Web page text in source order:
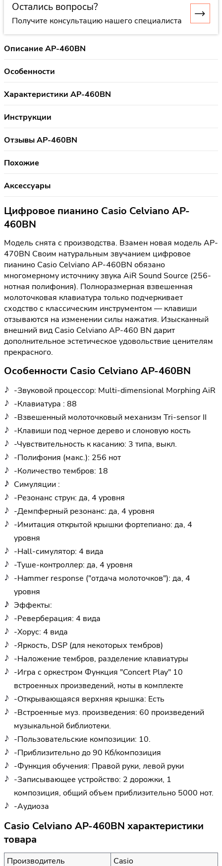
Остались вопросы?
Получите консультацию нашего специалиста
Описание AP-460BN
Особенности
Характеристики AP-460BN
Инструкции
Отзывы AP-460BN
Похожие
Аксессуары
Цифровое пианино Casio Celviano AP-
460BN
Модель снята с производства. Взамен новая модель AP-
470BN Своим натуральным звучанием цифровое
пианино Casio Celviano AP-460BN обязано
многомерному источнику звука AiR Sound Source (256-
нотная полифония). Полноразмерная взвешенная
молоточковая клавиатура только подчеркивает
сходство с классическим инструментом — клавиши
отзываются на изменении силы нажатия. Изысканный
внешний вид Casio Celviano AP-460 BN дарит
дополнительное эстетическое удовольствие ценителям
прекрасного.
Особенности Casio Celviano AP-460BN
-Звуковой процессор: Multi-dimensional Morphing AiR
-Клавиатура : 88
-Взвешенный молоточковый механизм Tri-sensor II
-Клавиши под черное дерево и слоновую кость
-Чувствительность к касанию: 3 типа, выкл.
-Полифония (макс.): 256 нот
-Количество тембров: 18
Симуляции :
-Резонанс струн: да, 4 уровня
-Демпферный резонанс: да, 4 уровня
-Имитация открытой крышки фортепиано: да, 4
уровня
-Hall-симулятор: 4 вида
-Туше-контроллер: да, 4 уровня
-Hammer response ("отдача молоточков"): да, 4
уровня
Эффекты:
-Реверберация: 4 вида
-Хорус: 4 вида
-Яркость, DSP (для некоторых тембров)
-Наложение тембров, разделение клавиатуры
-Игра с оркестром Функция "Concert Play" 10
встроенных произведений, ноты в комплекте
-Открывающаяся верхняя крышка: Есть
-Встроенные муз. произведения: 60 произведений
музыкальной библиотеки.
-Пользовательские композиции: 10.
-Приблизительно до 90 Кб/композиция
-Функция обучения: Правой руки, левой руки
-Записывающее устройство: 2 дорожки, 1
композиция, общий объем приблизительно 5000 нот.
-Аудиоза
Casio Celviano AP-460BN характеристики
товара
Производитель Casio